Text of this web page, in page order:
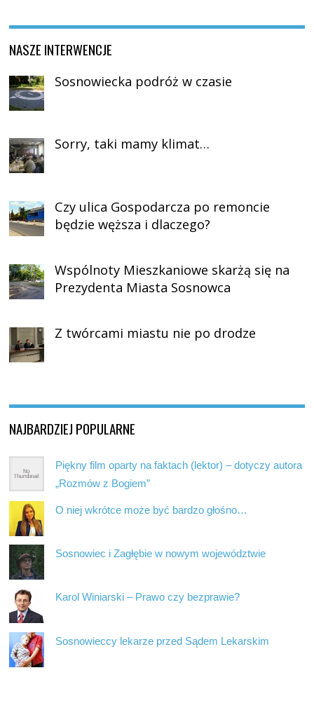
NASZE INTERWENCJE
Sosnowiecka podróż w czasie
Sorry, taki mamy klimat…
Czy ulica Gospodarcza po remoncie
będzie węższa i dlaczego?
Wspólnoty Mieszkaniowe skarżą się na
Prezydenta Miasta Sosnowca
Z twórcami miastu nie po drodze
NAJBARDZIEJ POPULARNE
Piękny film oparty na faktach (lektor) – dotyczy autora
„Rozmów z Bogiem”
O niej wkrótce może być bardzo głośno…
Sosnowiec i Zagłębie w nowym województwie
Karol Winiarski – Prawo czy bezprawie?
Sosnowieccy lekarze przed Sądem Lekarskim